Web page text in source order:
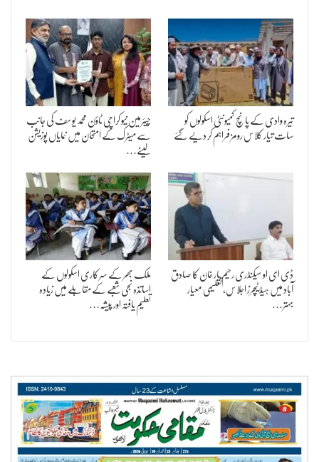
تیرہ وادی کے پانچ کمیونٹی اسکولوں کو
سات تیار کلاس رومز فراہم کر دیے گئے
چیئرمین نیو کراچی ٹاؤن محمد یوسف کی جانب
سے میٹرک کے امتحان میں نمایاں پوزیشن
لینے…
ڈی ای او سیکنڈری رحیم یار خان کا صادق
آباد میں ہیڈ ٹیچرز اجلاس، تعلیمی معیار
بہتر…
ملک بھر کے سرکاری اسکولوں کے
اساتذہ نجی شعبے کے مقابلے میں زیادہ
تعلیم یافتہ اور پیشہ…